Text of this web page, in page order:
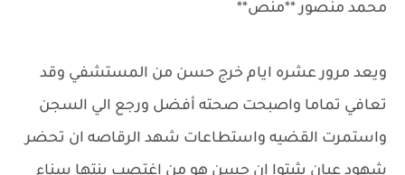
محمد منصور **منص**
ويعد مرور عشره ايام خرج حسن من المستشفي وقد
تعافي تماما واصبحت صحته أفضل ورجع الي السجن
واستمرت القضيه واستطاعات شهد الرقاصه ان تحضر
شهود عيان يثبتوا ان حسن هو من اغتصب بنتها سناء